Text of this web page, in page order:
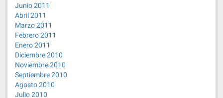
Junio 2011
Abril 2011
Marzo 2011
Febrero 2011
Enero 2011
Diciembre 2010
Noviembre 2010
Septiembre 2010
Agosto 2010
Julio 2010